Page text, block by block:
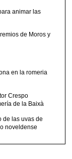
animar las
de Moros y
en la romeria
Crespo
de la Baixà
de las uvas de
noveldense